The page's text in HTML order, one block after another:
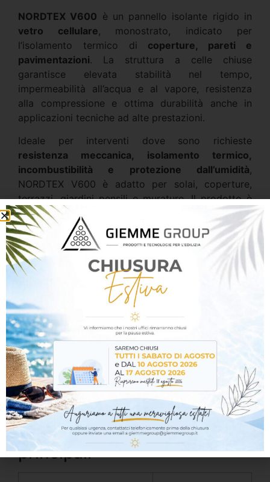
NORDTEX V600 è un pannello isolante rigido in
vetro cellulare, monostrato, indicato per
l’isolamento termico di coperture, pareti e
pavimentazioni. La struttura a celle chiuse
garantisce elevata stabilità nel tempo,
impermeabilità all’acqua e al vapore, resistenza
alla compressione e ottima durabilità anche in
applicazioni tecniche ad alte prestazioni.
Ideale per interventi dove sono richieste
resistenza meccanica, isolamento termico,
incombustibilità e protezione dall’umidità,
NORDTEX V600 è adatto per solai, coperture,
terrazzi, giardini pensili e murature. Il prodotto è
realizzato in vetro cellulare riciclato e riciclabile,
con prestazioni certificate secondo le normative
europee.
Punti di forza
Pannello universale in vetro cellulare
Elevata resistenza alla compressione
Impermeabile all’acqua, al vapore acqueo e al
gas radon
Ininfiammabile, Euroclasse A1
Resistente ad agenti chimici, muffe e umidità
Stabile e inalterabile nel tempo
Materiale ecologico, riciclabile e durevole
Caratteristiche tecniche
principali